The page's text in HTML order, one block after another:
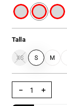
Talla
XS S M
＋
－